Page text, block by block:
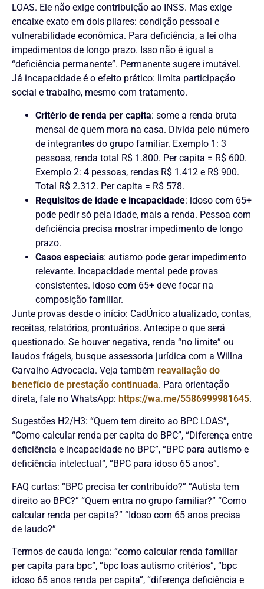
LOAS. Ele não exige contribuição ao INSS. Mas exige
encaixe exato em dois pilares: condição pessoal e
vulnerabilidade econômica. Para deficiência, a lei olha
impedimentos de longo prazo. Isso não é igual a
“deficiência permanente”. Permanente sugere imutável.
Já incapacidade é o efeito prático: limita participação
social e trabalho, mesmo com tratamento.
Critério de renda per capita: some a renda bruta
mensal de quem mora na casa. Divida pelo número
de integrantes do grupo familiar. Exemplo 1: 3
pessoas, renda total R$ 1.800. Per capita = R$ 600.
Exemplo 2: 4 pessoas, rendas R$ 1.412 e R$ 900.
Total R$ 2.312. Per capita = R$ 578.
Requisitos de idade e incapacidade: idoso com 65+
pode pedir só pela idade, mais a renda. Pessoa com
deficiência precisa mostrar impedimento de longo
prazo.
Casos especiais: autismo pode gerar impedimento
relevante. Incapacidade mental pede provas
consistentes. Idoso com 65+ deve focar na
composição familiar.
Junte provas desde o início: CadÚnico atualizado, contas,
receitas, relatórios, prontuários. Antecipe o que será
questionado. Se houver negativa, renda “no limite” ou
laudos frágeis, busque assessoria jurídica com a Willna
Carvalho Advocacia. Veja também reavaliação do
benefício de prestação continuada. Para orientação
direta, fale no WhatsApp: https://wa.me/5586999981645.
Sugestões H2/H3: “Quem tem direito ao BPC LOAS”,
“Como calcular renda per capita do BPC”, “Diferença entre
deficiência e incapacidade no BPC”, “BPC para autismo e
deficiência intelectual”, “BPC para idoso 65 anos”.
FAQ curtas: “BPC precisa ter contribuído?” “Autista tem
direito ao BPC?” “Quem entra no grupo familiar?” “Como
calcular renda per capita?” “Idoso com 65 anos precisa
de laudo?”
Termos de cauda longa: “como calcular renda familiar
per capita para bpc”, “bpc loas autismo critérios”, “bpc
idoso 65 anos renda per capita”, “diferença deficiência e